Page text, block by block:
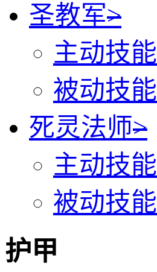
圣教军>
主动技能
被动技能
死灵法师>
主动技能
被动技能
护甲